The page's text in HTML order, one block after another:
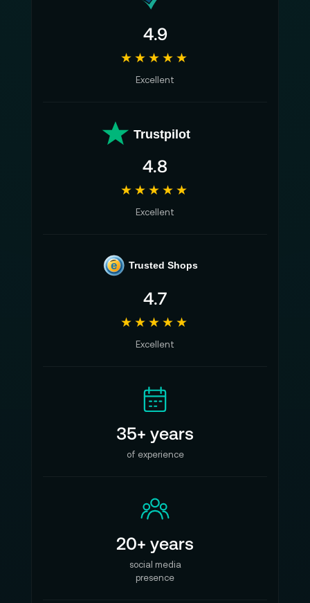
4.9
★★★★★
Excellent
Trustpilot
4.8
★★★★★
Excellent
e Trusted Shops
4.7
★★★★★
Excellent
35+ years
of experience
20+ years
social media
presence